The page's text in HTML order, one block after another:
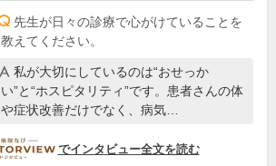
先生が日々の診療で心がけていることを
教えてください。
私が大切にしているのは“おせっか
い”と“ホスピタリティ”です。患者さんの体
や症状改善だけでなく、病気…
DOCTORVIEW
でインタビュー全文を読む